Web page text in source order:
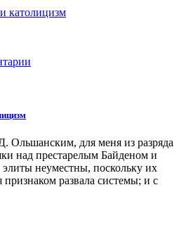
Ольшанским, для меня из разряда
над престарелым Байденом и
элиты неуместны, поскольку их
признаком развала системы; и с